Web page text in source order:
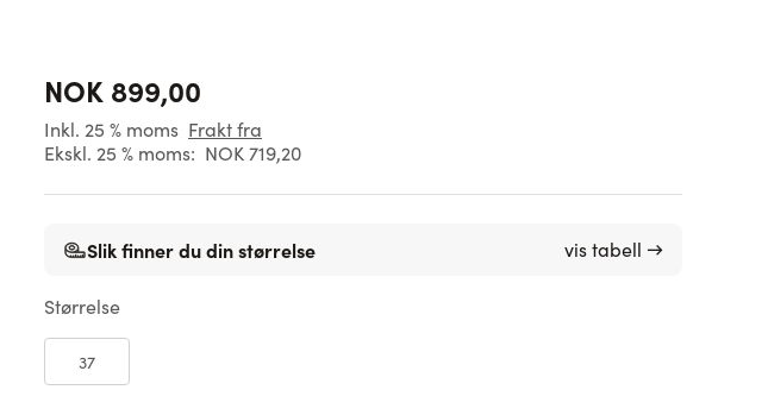
NOK 899,00
Inkl. 25 % moms Frakt fra
Ekskl. 25 % moms: NOK 719,20
Slik finner du din størrelse vis tabell →
Størrelse
37